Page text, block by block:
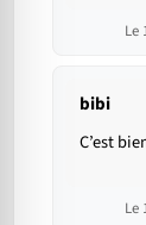
Le
bibi
C’est
Le